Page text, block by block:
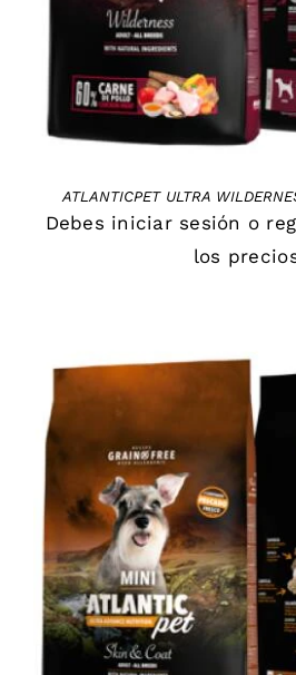
ATLANTICPET ULTRA
Debes iniciar sesión o
los
DETAILS